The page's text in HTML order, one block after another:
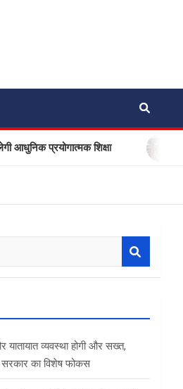
प्रयोगात्मक शिक्षा
यातायात व्यवस्था होगी और सख्त,
सरकार का विशेष फोकस